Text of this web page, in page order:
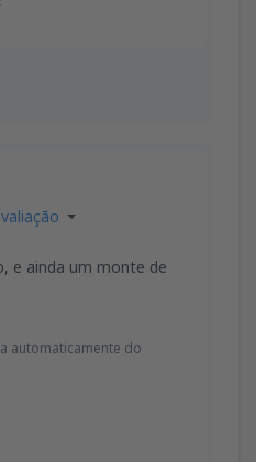
e ainda um monte de
automaticamente do